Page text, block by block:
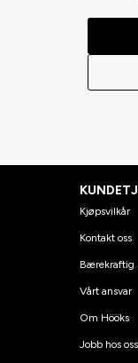
Kjøpsvilkår
Kontakt oss
Bærekraftig
Vårt ansvar
Om Hööks
Jobb hos oss